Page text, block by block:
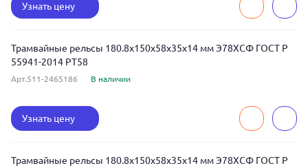
Узнать цену
Трамвайные рельсы 180.8x150x58x35x14 мм Э78ХСФ ГОСТ Р
55941-2014 РТ58
Арт.511-2465186 В наличии
Узнать цену
Трамвайные рельсы 180.8x150x58x35x14 мм Э78ХСФ ГОСТ Р